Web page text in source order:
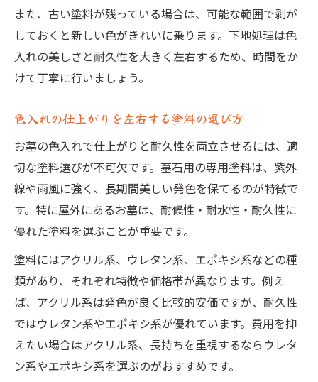
また、古い塗料が残っている場合は、可能な範囲で剥が
しておくと新しい色がきれいに乗ります。下地処理は色
入れの美しさと耐久性を大きく左右するため、時間をか
けて丁寧に行いましょう。
色入れの仕上がりを左右する塗料の選び方
お墓の色入れで仕上がりと耐久性を両立させるには、適
切な塗料選びが不可欠です。墓石用の専用塗料は、紫外
線や雨風に強く、長期間美しい発色を保てるのが特徴で
す。特に屋外にあるお墓は、耐候性・耐水性・耐久性に
優れた塗料を選ぶことが重要です。
塗料にはアクリル系、ウレタン系、エポキシ系などの種
類があり、それぞれ特徴や価格帯が異なります。例え
ば、アクリル系は発色が良く比較的安価ですが、耐久性
ではウレタン系やエポキシ系が優れています。費用を抑
えたい場合はアクリル系、長持ちを重視するならウレタ
ン系やエポキシ系を選ぶのがおすすめです。